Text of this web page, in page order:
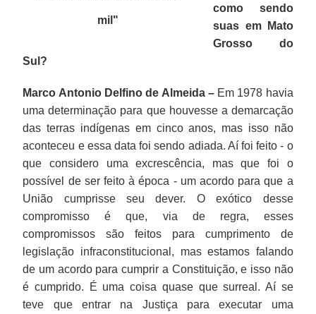
mil "
como sendo
suas em Mato
Grosso do
Sul?
Marco Antonio Delfino de Almeida –Em 1978 havia
uma determinação para que houvesse a demarcação
das terras indígenas em cinco anos, mas isso não
aconteceu e essa data foi sendo adiada. Aí foi feito - o
que considero uma excrescência, mas que foi o
possível de ser feito à época - um acordo para que a
União cumprisse seu dever. O exótico desse
compromisso é que, via de regra, esses
compromissos são feitos para cumprimento de
legislação infraconstitucional, mas estamos falando
de um acordo para cumprir a Constituição, e isso não
é cumprido. É uma coisa quase que surreal. Aí se
teve que entrar na Justiça para executar uma
Amambaipeguá,
Apapeguá,
Iguatemipeguá,
Dourados
Peguá,
Brilhante
Peguá